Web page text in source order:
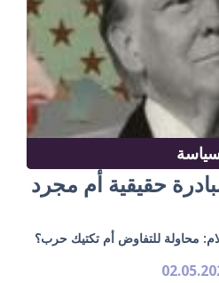
حقيقية أم مجرد
محاولة للتفاوض أم تكتيك حرب؟